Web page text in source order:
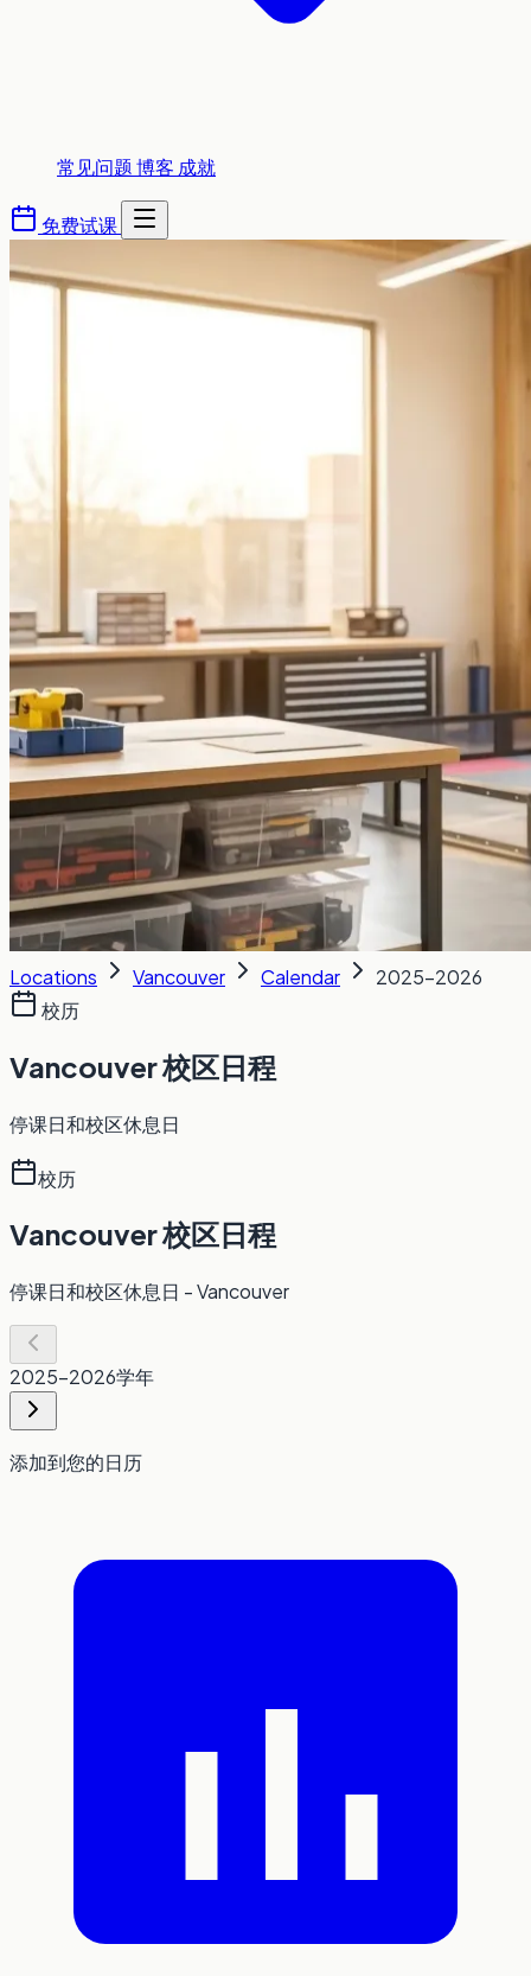
常见问题博客 成就
免费试课
Locations Vancouver Calendar
2025-2026
校历
Vancouver 校区日程
停课日和校区休息日
校历
Vancouver 校区日程
停课日和校区休息日 - Vancouver
2025-2026学年
添加到您的日历